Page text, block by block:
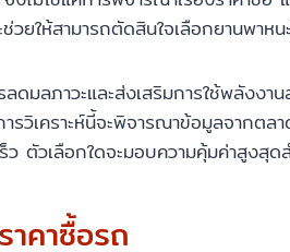
วยให้สามารถตัดสินใจเลือกยานพา
มลภาวะและส่งเสริมการใช้พลังงา
รวิเคราะห์นี้จะพิจารณาข้อมูลจากต
ว ตัวเลือกใดจะมอบความคุ้มค่าสูงสุ
าคาซื้อรถ